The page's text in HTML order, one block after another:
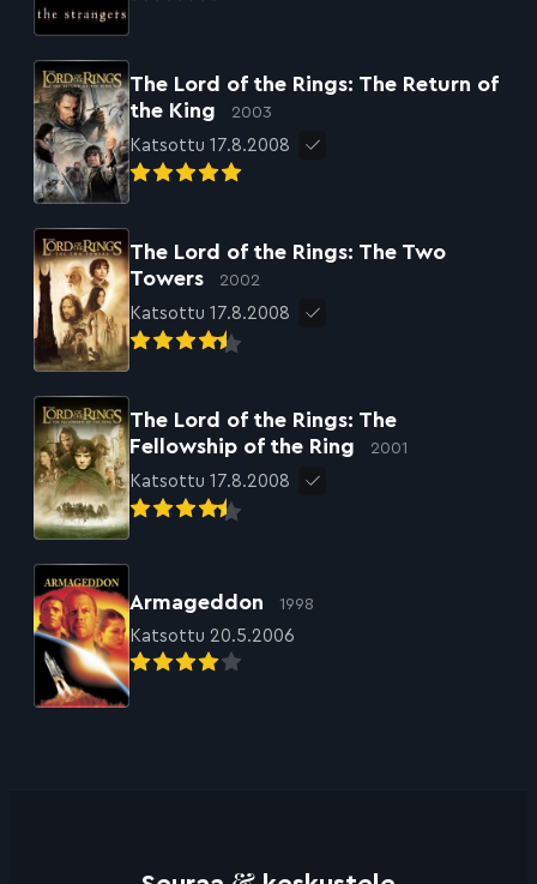
The Lord of the Rings: The Return of
the King
2003
Katsottu 17.8.2008
The Lord of the Rings: The Two
Towers
2002
Katsottu 17.8.2008
The Lord of the Rings: The
Fellowship of the Ring
2001
Katsottu 17.8.2008
Armageddon 1998
Katsottu 20.5.2006